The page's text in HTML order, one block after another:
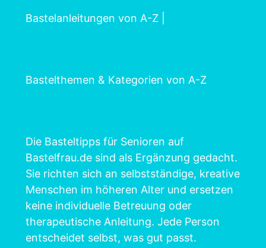
Bastelanleitungen von A-Z|
Bastelthemen & Kategorien von A-Z
Die Basteltipps für Senioren auf
Bastelfrau.de sind als Ergänzung gedacht.
Sie richten sich an selbstständige, kreative
Menschen im höheren Alter und ersetzen
keine individuelle Betreuung oder
therapeutische Anleitung. Jede Person
entscheidet selbst, was gut passt.